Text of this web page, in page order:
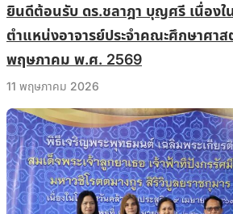
ยินดีต้อนรับ ดร.ชลาฎา บุญศรี เนื่องใ
ตำแหน่งอาจารย์ประจำคณะศึกษาศา
พฤษภาคม พ.ศ. 2569
11 พฤษภาคม 2026